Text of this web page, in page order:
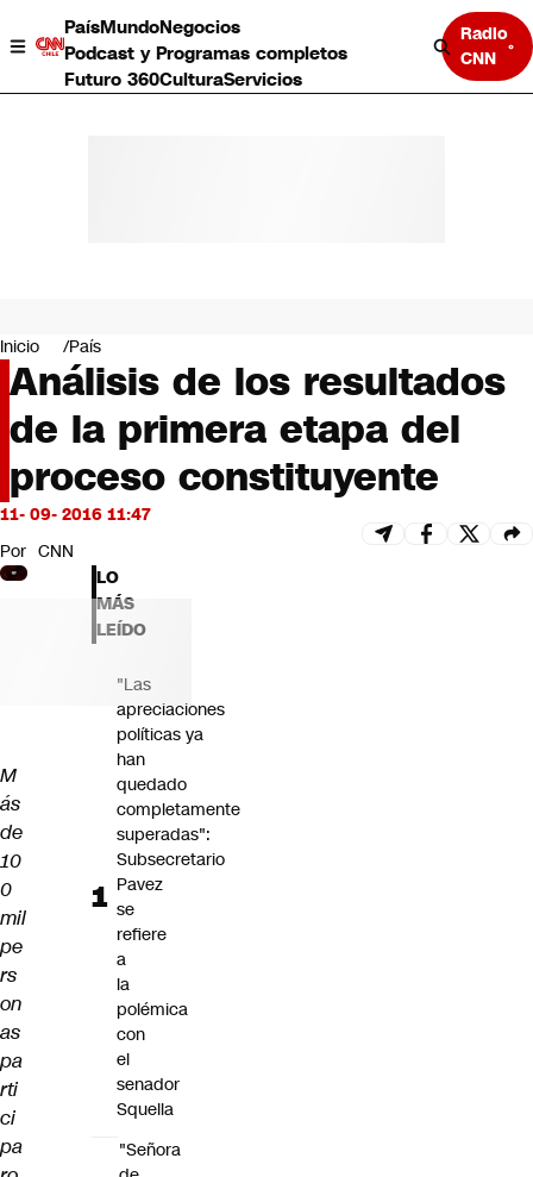
PaísMundoNegocios
Podcast y Programas completos
Futuro 360CulturaServicios
Radio
CNN
Negocios
Deportes
Programas completos
Cultura
Servicios
Bits
CNN tiempo
Futuro 360
Opinión
Inicio País
Análisis de los resultados
de la primera etapa del
proceso constituyente
11- 09- 2016 11:47
Por CNN
M
ás
de
10
0
mil
pe
rs
on
as
pa
rti
ci
pa
LO
MÁS
LEÍDO
"Las
apreciaciones
políticas ya
han
quedado
completamente
superadas":
Subsecretario
Pavez
se
refiere
a
la
polémica
con
el
senador
Squella
"Señora